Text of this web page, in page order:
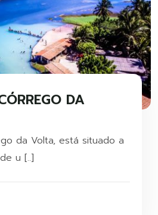
DA
da Volta, está situado a
u [..]